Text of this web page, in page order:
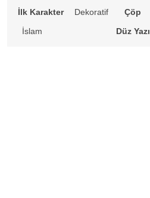
İlk Karakter
Dekoratif Çöp
İslam
Düz Yazı